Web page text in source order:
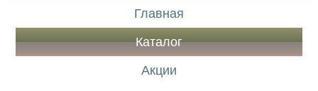
Главная
Каталог
Акции